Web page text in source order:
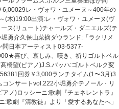
レ・ヴォワ・ユメーヌ～400年の
(木)19:00出演:レ・ヴォワ・ユメーヌ(ヴ
ス(リュート)チャールズ・ダニエルズ(テ
勇介久保山菜摘ダウランド:「ラクリメ
問日本アーティスト03-5377-
喜び、哀しみ、嘆き、祈りゴルトベル
橋望(ピアノ)J.S.バッハ:ゴルトベルク変
回券￥3,000ランチタイム(1〜3月)3
ンサートvol.222小堀勇介テノール・リ
ノ)ロッシーニ:歌劇『チェネレントラ』
歌劇『清教徒』より「愛するあなたへ」